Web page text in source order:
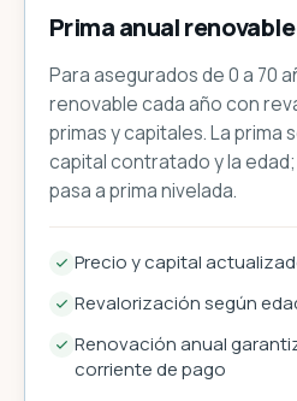
Prima anual renovable
Para asegurados de 0 a 70
renovable cada año con
primas y capitales. La prima
capital contratado y la edad;
pasa a prima nivelada.
Precio y capital
Revalorización según
Renovación anual
corriente de pago